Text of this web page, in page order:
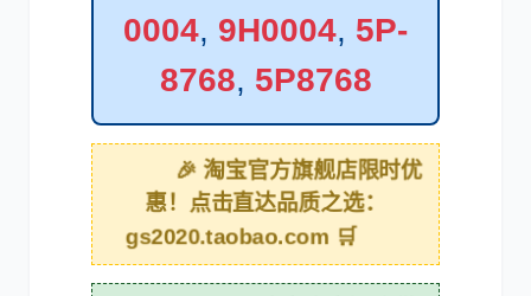
大宇 丰田
0004, 9H0004, 5P-
8768, 5P8768
🎉 淘宝官方旗舰店限时优
惠！点击直达品质之选：
gs2020.taobao.com 🛒